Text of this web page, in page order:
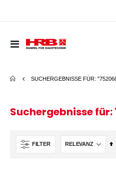
Navigation
SUCHERGEBNISSE FÜR:
Suchergebnisse für:
FILTER
In